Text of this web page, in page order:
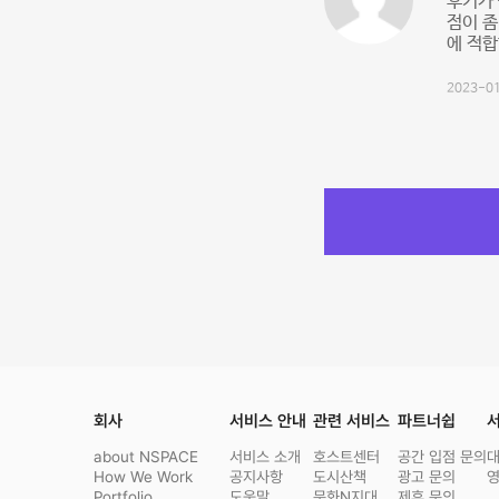
점이
에 적
2023-
회사
about NSPACE
How We Work
서비스 안내
서비스 소개
공지사항
관련 서비스
호스트센터
도시산책
파트너쉽
공간 입점 문의
광고 문의